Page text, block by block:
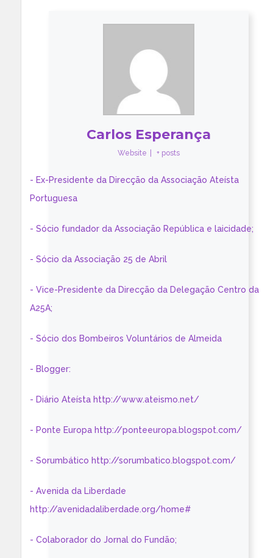
Carlos Esperança
Website + posts
- Ex-Presidente da Direcção da Associação Ateísta
Portuguesa
- Sócio fundador da Associação República e laicidade;
- Sócio da Associação 25 de Abril
- Vice-Presidente da Direcção da Delegação Centro da
A25A;
- Sócio dos Bombeiros Voluntários de Almeida
- Blogger:
- Diário Ateísta http://www.ateismo.net/
- Ponte Europa http://ponteeuropa.blogspot.com/
- Sorumbático http://sorumbatico.blogspot.com/
- Avenida da Liberdade
http://avenidadaliberdade.org/home#
- Colaborador do Jornal do Fundão;